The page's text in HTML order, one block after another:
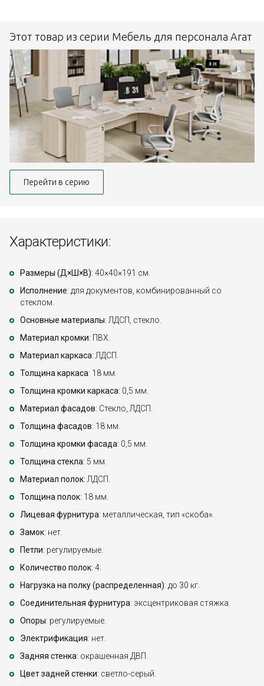
Этот товар из серии Мебель для персонала Агат
Перейти в серию
Характеристики:
Размеры (Д×Ш×В): 40×40×191 см.
Исполнение: для документов, комбинированный со
стеклом.
Основные материалы: ЛДСП, стекло.
Материал кромки: ПВХ.
Материал каркаса: ЛДСП.
Толщина каркаса: 18 мм.
Толщина кромки каркаса: 0,5 мм.
Материал фасадов: Стекло, ЛДСП.
Толщина фасадов: 18 мм.
Толщина кромки фасада: 0,5 мм.
Толщина стекла: 5 мм.
Материал полок: ЛДСП.
Толщина полок: 18 мм.
Лицевая фурнитура: металлическая, тип «скоба».
Замок: нет.
Петли: регулируемые.
Количество полок: 4.
Нагрузка на полку (распределенная): до 30 кг.
Соединительная фурнитура: эксцентриковая стяжка.
Опоры: регулируемые.
Электрификация: нет.
Задняя стенка: окрашенная ДВП.
Цвет задней стенки: светло-серый.